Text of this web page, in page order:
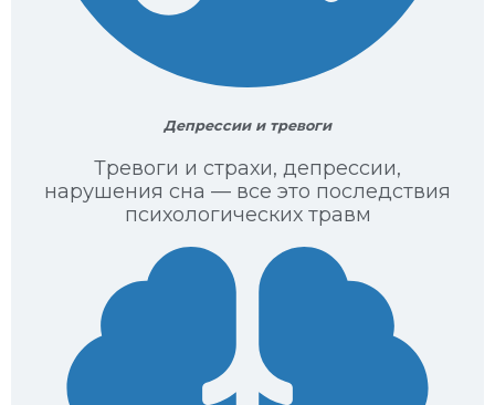
Депрессии и тревоги
Тревоги и страхи, депрессии,
нарушения сна — все это последствия
психологических травм